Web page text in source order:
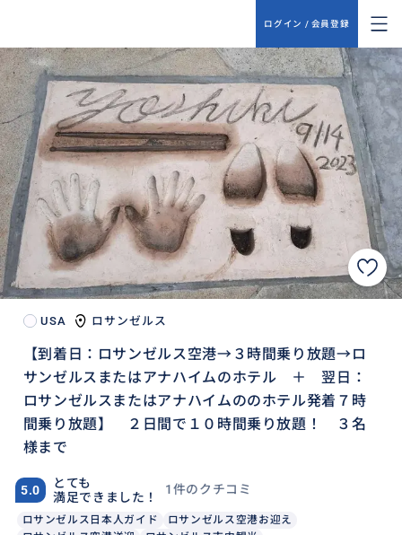
ログイン / 会員登録
USA ロサンゼルス
【到着日：ロサンゼルス空港→３時間乗り放題→ロ
サンゼルスまたはアナハイムのホテル ＋ 翌日：
ロサンゼルスまたはアナハイムののホテル発着７時
間乗り放題】 ２日間で１０時間乗り放題！ ３名
様まで
5.0
とても
満足できました！
1件のクチコミ
ロサンゼルス日本人ガイド
ロサンゼルス空港お迎え